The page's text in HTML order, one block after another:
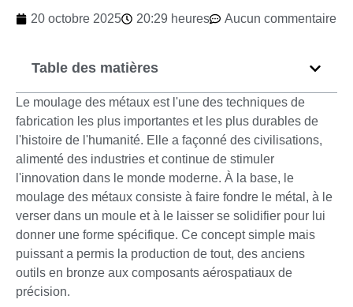
20 octobre 2025 20:29 heures Aucun commentaire
Table des matières
Le moulage des métaux est l'une des techniques de
fabrication les plus importantes et les plus durables de
l'histoire de l'humanité. Elle a façonné des civilisations,
alimenté des industries et continue de stimuler
l'innovation dans le monde moderne. À la base, le
moulage des métaux consiste à faire fondre le métal, à le
verser dans un moule et à le laisser se solidifier pour lui
donner une forme spécifique. Ce concept simple mais
puissant a permis la production de tout, des anciens
outils en bronze aux composants aérospatiaux de
précision.